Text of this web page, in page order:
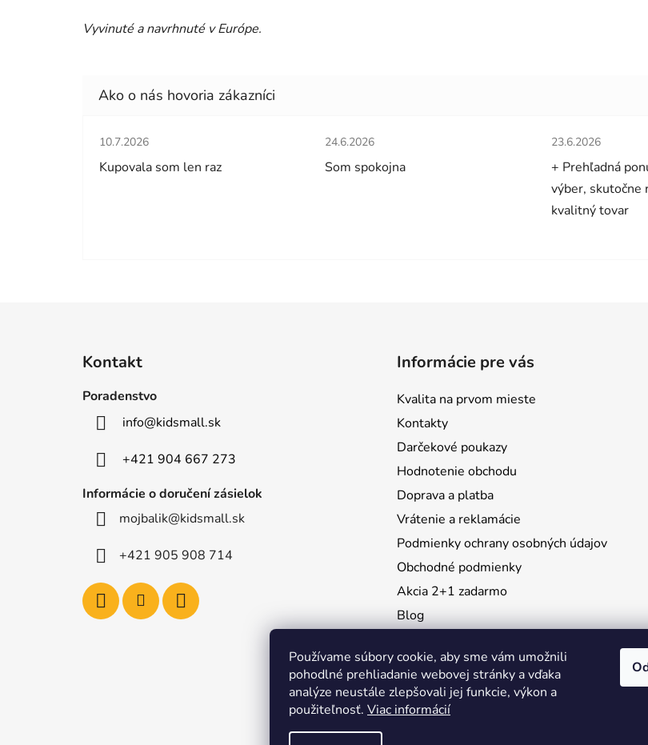
Používame súbory cookie, aby sme vám umožnili
pohodlné prehliadanie webovej stránky a vďaka
analýze neustále zlepšovali jej funkcie, výkon a
použiteľnosť. Viac informácií
Vyvinuté a navrhnuté v Európe.
Hodnotenie obchodu je 5 z 5 hviezdičiek.
10.7.2026
Kupovala som len raz
Hodnotenie obchodu je 5 z 5 hviezdičiek.
24.6.2026
Som spokojna
Hodnotenie
23.6.2026
+ Prehľadná
výber, skutočne
kvalitný tovar
Kontakt
Poradenstvo
info@kidsmall.sk
+421 904 667 273
Informácie o doručení zásielok
mojbalik@kidsmall.sk
+421 905 908 714
Informácie pre vás
Kvalita na prvom mieste
Kontakty
Darčekové poukazy
Hodnotenie obchodu
Doprava a platba
Vrátenie a reklamácie
Podmienky ochrany osobných údajov
Obchodné podmienky
Akcia 2+1 zadarmo
Blog
Instagram